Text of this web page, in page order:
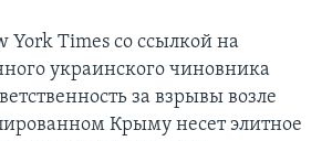
York Times со ссылкой на
украинского чиновника
за взрывы возле
Крыму несет элитное